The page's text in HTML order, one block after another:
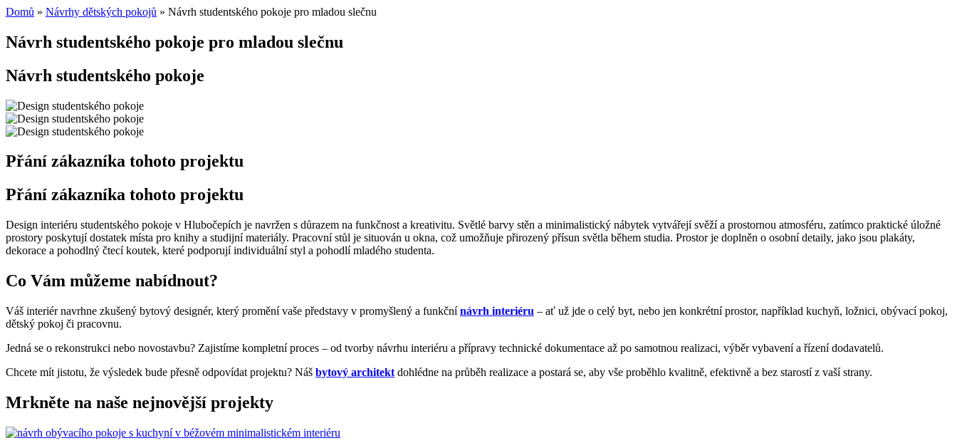
Domů » Návrhy dětských pokojů » Návrh studentského pokoje pro mladou slečnu
Návrh studentského pokoje pro mladou slečnu
Návrh studentského pokoje
Přání zákazníka tohoto projektu
Přání zákazníka tohoto projektu
Design interiéru studentského pokoje v Hlubočepích je navržen s důrazem na funkčnost a kreativitu. Světlé barvy stěn a minimalistický nábytek vytvářejí svěží a prostornou atmosféru, zatímco praktické úložné
prostory poskytují dostatek místa pro knihy a studijní materiály. Pracovní stůl je situován u okna, což umožňuje přirozený přísun světla během studia. Prostor je doplněn o osobní detaily, jako jsou plakáty,
dekorace a pohodlný čtecí koutek, které podporují individuální styl a pohodlí mladého studenta.
Co Vám můžeme nabídnout?
Váš interiér navrhne zkušený bytový designér, který promění vaše představy v promyšlený a funkčnínávrh interiéru – ať už jde o celý byt, nebo jen konkrétní prostor, například kuchyň, ložnici, obývací pokoj,
dětský pokoj či pracovnu.
Jedná se o rekonstrukci nebo novostavbu? Zajistíme kompletní proces – od tvorby návrhu interiéru a přípravy technické dokumentace až po samotnou realizaci, výběr vybavení a řízení dodavatelů.
Chcete mít jistotu, že výsledek bude přesně odpovídat projektu? Náš bytový architekt dohlédne na průběh realizace a postará se, aby vše proběhlo kvalitně, efektivně a bez starostí z vaší strany.
Mrkněte na naše nejnovější projekty